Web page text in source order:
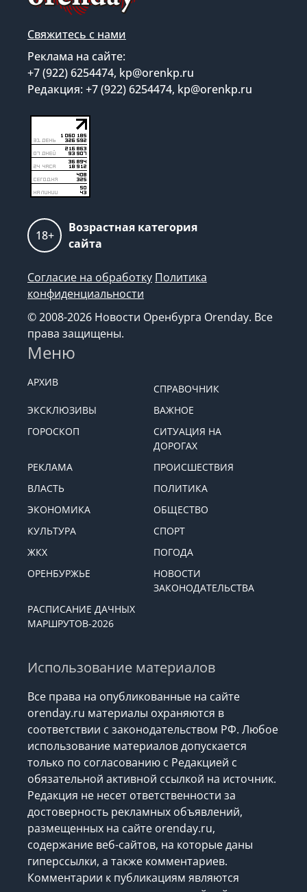
Свяжитесь с нами
Реклама на сайте:
+7 (922) 6254474, kp@orenkp.ru
Редакция: +7 (922) 6254474, kp@orenkp.ru
18+
Возрастная категория
сайта
Согласие на обработку Политика
конфиденциальности
© 2008-2026 Новости Оренбурга Orenday. Все
права защищены.
Меню
АРХИВ
СПРАВОЧНИК
ЭКСКЛЮЗИВЫ
ВАЖНОЕ
ГОРОСКОП
СИТУАЦИЯ НА
ДОРОГАХ
РЕКЛАМА
ПРОИСШЕСТВИЯ
ВЛАСТЬ
ПОЛИТИКА
ЭКОНОМИКА
ОБЩЕСТВО
КУЛЬТУРА
СПОРТ
ЖКХ
ПОГОДА
ОРЕНБУРЖЬЕ
НОВОСТИ
ЗАКОНОДАТЕЛЬСТВА
РАСПИСАНИЕ ДАЧНЫХ
МАРШРУТОВ-2026
Использование материалов
Все права на опубликованные на сайте
orenday.ru материалы охраняются в
соответствии с законодательством РФ. Любое
использование материалов допускается
только по согласованию с Редакцией с
обязательной активной ссылкой на источник.
Редакция не несет ответственности за
достоверность рекламных объявлений,
размещенных на сайте orenday.ru,
содержание веб-сайтов, на которые даны
гиперссылки, а также комментариев.
Комментарии к публикациям являются